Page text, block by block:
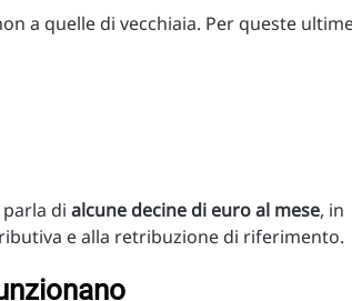
a quelle di vecchiaia. Per queste
di alcune decine di euro al mese, in
e alla retribuzione di riferimento.